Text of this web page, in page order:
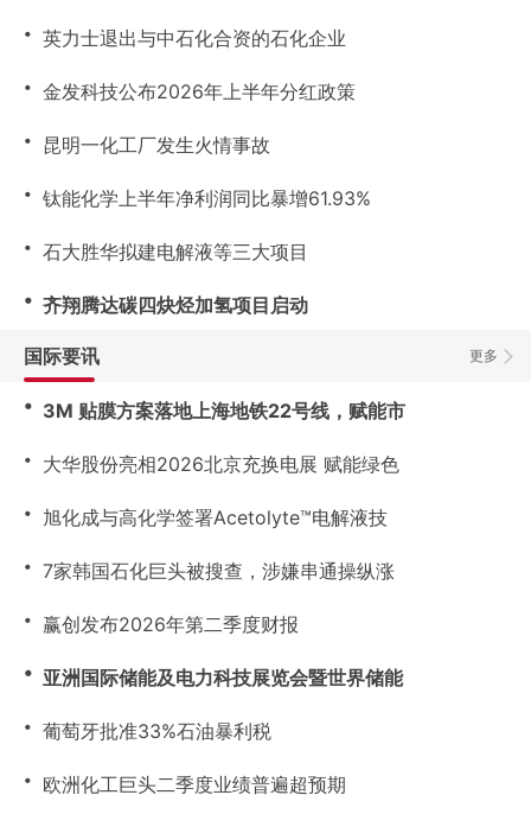
・ 英力士退出与中石化合资的石化企业
・ 金发科技公布2026年上半年分红政策
・ 昆明一化工厂发生火情事故
・ 钛能化学上半年净利润同比暴增61.93%
・ 石大胜华拟建电解液等三大项目
・ 齐翔腾达碳四炔烃加氢项目启动
更多
国际要讯
・ 3M 贴膜方案落地上海地铁22号线，赋能市
・ 大华股份亮相2026北京充换电展 赋能绿色
・ 旭化成与高化学签署Acetolyte™电解液技
・ 7家韩国石化巨头被搜查，涉嫌串通操纵涨
・ 赢创发布2026年第二季度财报
・ 亚洲国际储能及电力科技展览会暨世界储能
・ 葡萄牙批准33%石油暴利税
・ 欧洲化工巨头二季度业绩普遍超预期